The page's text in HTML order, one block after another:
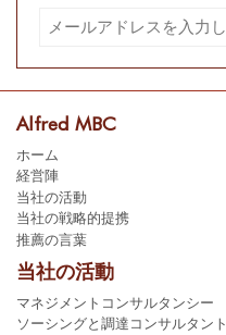
Alfred MBC
ホーム
経営陣
当社の活動
当社の戦略的提携
推薦の言葉
当社の活動
マネジメントコンサルタンシー
ソーシングと調達コンサルタント